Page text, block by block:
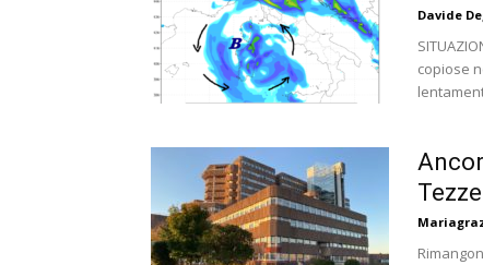
Davide
copiose